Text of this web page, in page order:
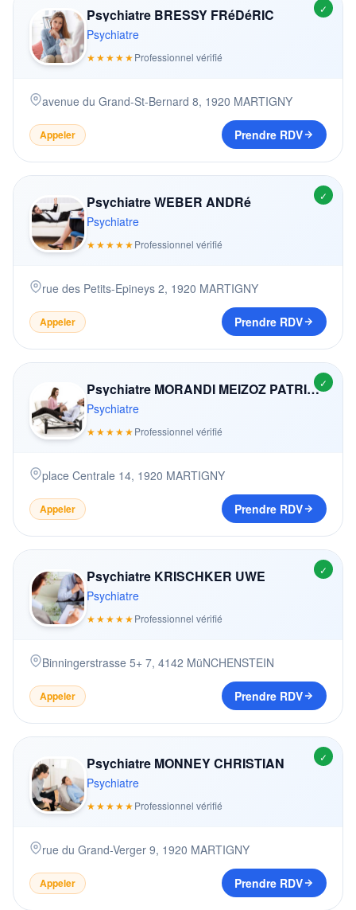
✓
Psychiatre BRESSY FRéDéRIC
Psychiatre
★★★★★Professionnel vérifié
avenue du Grand-St-Bernard 8, 1920 MARTIGNY
Appeler Prendre RDV
✓
Psychiatre WEBER ANDRé
Psychiatre
★★★★★Professionnel vérifié
rue des Petits-Epineys 2, 1920 MARTIGNY
Appeler Prendre RDV
✓
Psychiatre MORANDI MEIZOZ PATRICIA
Psychiatre
★★★★★Professionnel vérifié
place Centrale 14, 1920 MARTIGNY
Appeler Prendre RDV
✓
Psychiatre KRISCHKER UWE
Psychiatre
★★★★★Professionnel vérifié
Binningerstrasse 5+ 7, 4142 MüNCHENSTEIN
Appeler Prendre RDV
✓
Psychiatre MONNEY CHRISTIAN
Psychiatre
★★★★★Professionnel vérifié
rue du Grand-Verger 9, 1920 MARTIGNY
Appeler Prendre RDV